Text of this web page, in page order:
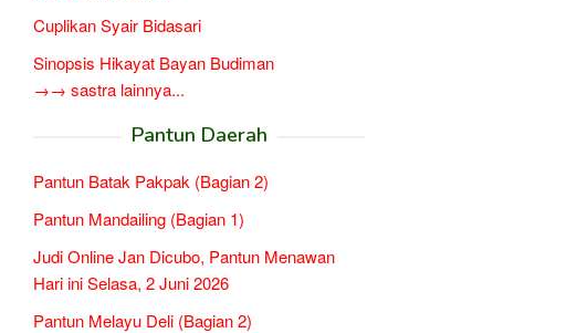
Cuplikan Syair Bidasari
Sinopsis Hikayat Bayan Budiman
→→ sastra lainnya...
Pantun Daerah
Pantun Batak Pakpak (Bagian 2)
Pantun Mandailing (Bagian 1)
Judi Online Jan Dicubo, Pantun Menawan
Hari ini Selasa, 2 Juni 2026
Pantun Melayu Deli (Bagian 2)